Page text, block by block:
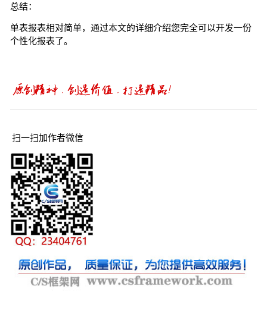
总结：
单表报表相对简单，通过本文的详细介绍您完全可以开发一份
个性化报表了。
扫一扫加作者微信